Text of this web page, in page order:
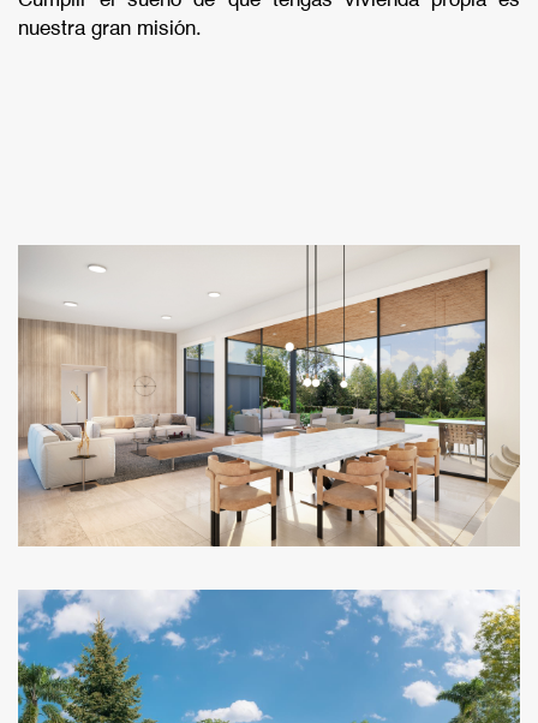
nuestra gran misión.